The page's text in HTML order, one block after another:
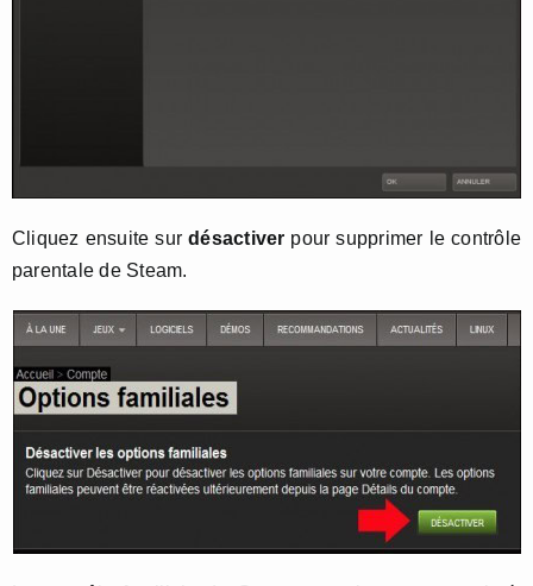
Cliquez ensuite sur désactiver pour supprimer le contrôle
parentale de Steam.